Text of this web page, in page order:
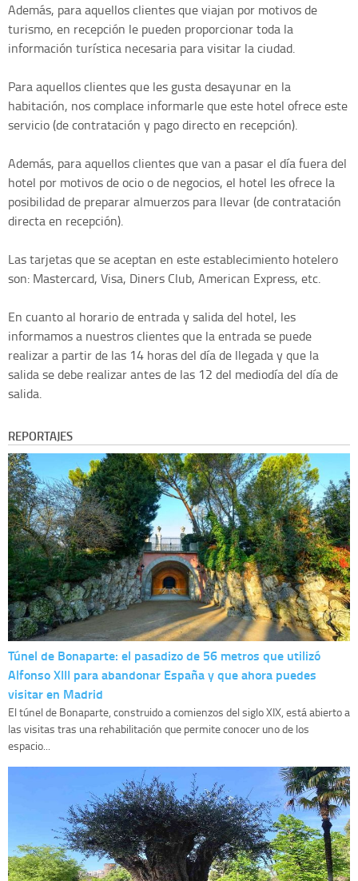
Además, para aquellos clientes que viajan por motivos de
turismo, en recepción le pueden proporcionar toda la
información turística necesaria para visitar la ciudad.
Para aquellos clientes que les gusta desayunar en la
habitación, nos complace informarle que este hotel ofrece este
servicio (de contratación y pago directo en recepción).
Además, para aquellos clientes que van a pasar el día fuera del
hotel por motivos de ocio o de negocios, el hotel les ofrece la
posibilidad de preparar almuerzos para llevar (de contratación
directa en recepción).
Las tarjetas que se aceptan en este establecimiento hotelero
son: Mastercard, Visa, Diners Club, American Express, etc.
En cuanto al horario de entrada y salida del hotel, les
informamos a nuestros clientes que la entrada se puede
realizar a partir de las 14 horas del día de llegada y que la
salida se debe realizar antes de las 12 del mediodía del día de
salida.
REPORTAJES
Túnel de Bonaparte: el pasadizo de 56 metros que utilizó
Alfonso XIII para abandonar España y que ahora puedes
visitar en Madrid
El túnel de Bonaparte, construido a comienzos del siglo XIX, está abierto a
las visitas tras una rehabilitación que permite conocer uno de los
espacio...